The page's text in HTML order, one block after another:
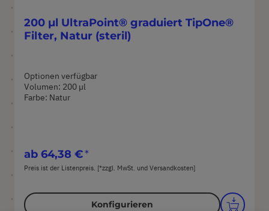
200 µl UltraPoint® graduiert TipOne®
Filter, Natur (steril)
Optionen verfügbar
Volumen: 200 µl
Farbe: Natur
ab 64,38 €
Preis ist der Listenpreis. [*zzgl. MwSt. und Versandkosten]
Konfigurieren